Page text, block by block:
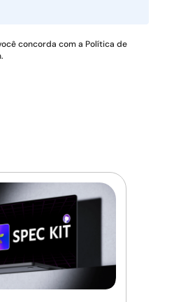
concorda com a Política de